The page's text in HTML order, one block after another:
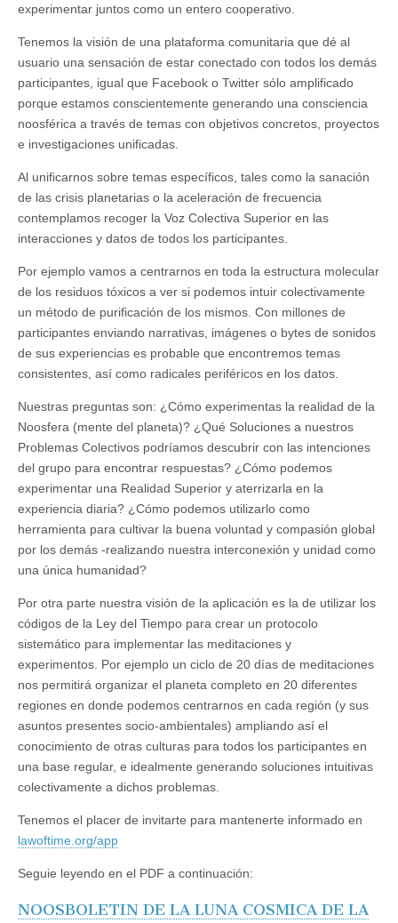
experimentar juntos como un entero cooperativo.
Tenemos la visión de una plataforma comunitaria que dé al
usuario una sensación de estar conectado con todos los demás
participantes, igual que Facebook o Twitter sólo amplificado
porque estamos conscientemente generando una consciencia
noosférica a través de temas con objetivos concretos, proyectos
e investigaciones unificadas.
Al unificarnos sobre temas específicos, tales como la sanación
de las crisis planetarias o la aceleración de frecuencia
contemplamos recoger la Voz Colectiva Superior en las
interacciones y datos de todos los participantes.
Por ejemplo vamos a centrarnos en toda la estructura molecular
de los residuos tóxicos a ver si podemos intuir colectivamente
un método de purificación de los mismos. Con millones de
participantes enviando narrativas, imágenes o bytes de sonidos
de sus experiencias es probable que encontremos temas
consistentes, así como radicales periféricos en los datos.
Nuestras preguntas son: ¿Cómo experimentas la realidad de la
Noosfera (mente del planeta)? ¿Qué Soluciones a nuestros
Problemas Colectivos podríamos descubrir con las intenciones
del grupo para encontrar respuestas? ¿Cómo podemos
experimentar una Realidad Superior y aterrizarla en la
experiencia diaria? ¿Cómo podemos utilizarlo como
herramienta para cultivar la buena voluntad y compasión global
por los demás -realizando nuestra interconexión y unidad como
una única humanidad?
Por otra parte nuestra visión de la aplicación es la de utilizar los
códigos de la Ley del Tiempo para crear un protocolo
sistemático para implementar las meditaciones y
experimentos. Por ejemplo un ciclo de 20 días de meditaciones
nos permitirá organizar el planeta completo en 20 diferentes
regiones en donde podemos centrarnos en cada región (y sus
asuntos presentes socio-ambientales) ampliando así el
conocimiento de otras culturas para todos los participantes en
una base regular, e idealmente generando soluciones intuitivas
colectivamente a dichos problemas.
Tenemos el placer de invitarte para mantenerte informado en
lawoftime.org/app
Seguie leyendo en el PDF a continuación:
NOOSBOLETIN DE LA LUNA COSMICA DE LA